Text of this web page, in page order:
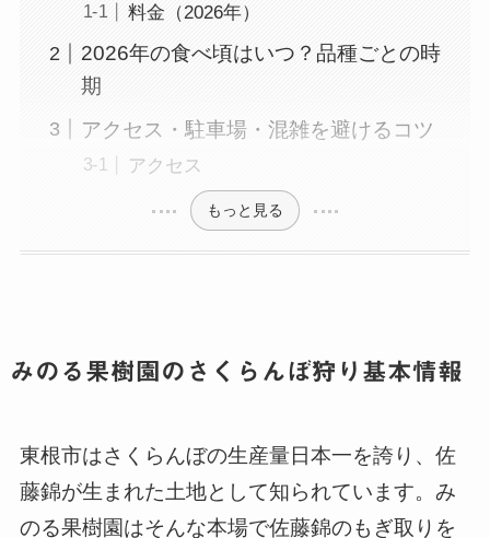
料金（2026年）
2026年の食べ頃はいつ？品種ごとの時
期
アクセス・駐車場・混雑を避けるコツ
アクセス
もっと見る
みのる果樹園のさくらんぼ狩り基本情報
東根市はさくらんぼの生産量日本一を誇り、佐
藤錦が生まれた土地として知られています。み
のる果樹園はそんな本場で佐藤錦のもぎ取りを